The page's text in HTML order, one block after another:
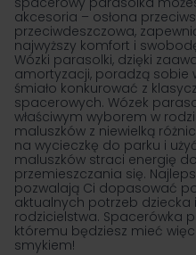
akcesoria – osłona
przeciwdeszczowa,
najwyższy komfort i
Wózki parasolki, dzięki
amortyzacji, poradzą sobie
śmiało konkurować z
spacerowych. Wózek
właściwym wyborem w
maluszków z niewielką
na wycieczkę do parku i
maluszków straci energię
przemieszczania się.
pozwalają Ci dopasować
aktualnych potrzeb dziecka
rodzicielstwa. Spacerówka
któremu będziesz mieć
smykiem!